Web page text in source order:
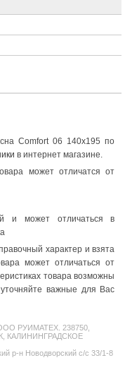
Comfort 06 140x195 по
в интернет магазине.
может отличатся от
и может отличаться в
характер и взята
может отличаться от
товара возможны
важные для Вас
РУИМАТЕХ. 238750,
КАЛИНИНГРАДСКОЕ
р-н Новодворский с/с 33/1-8